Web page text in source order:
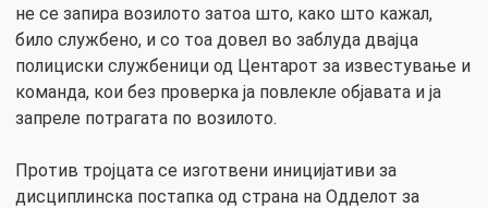
не се запира возилото затоа што, како што кажал,
било службено, и со тоа довел во заблуда двајца
полициски службеници од Центарот за известување и
команда, кои без проверка ја повлекле објавата и ја
запреле потрагата по возилото.
Против тројцата се изготвени иницијативи за
дисциплинска постапка од страна на Одделот за